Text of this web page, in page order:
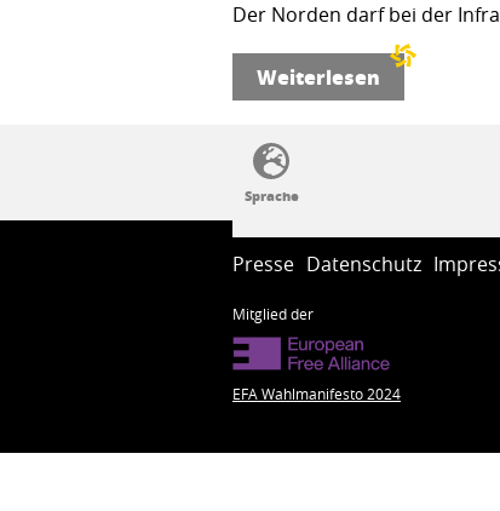
Der Norden darf bei der
Weiterlesen
SSW-Politik von A bis Z
Presse Datenschutz
Mitglied der
EFA Wahlmanifesto 2024